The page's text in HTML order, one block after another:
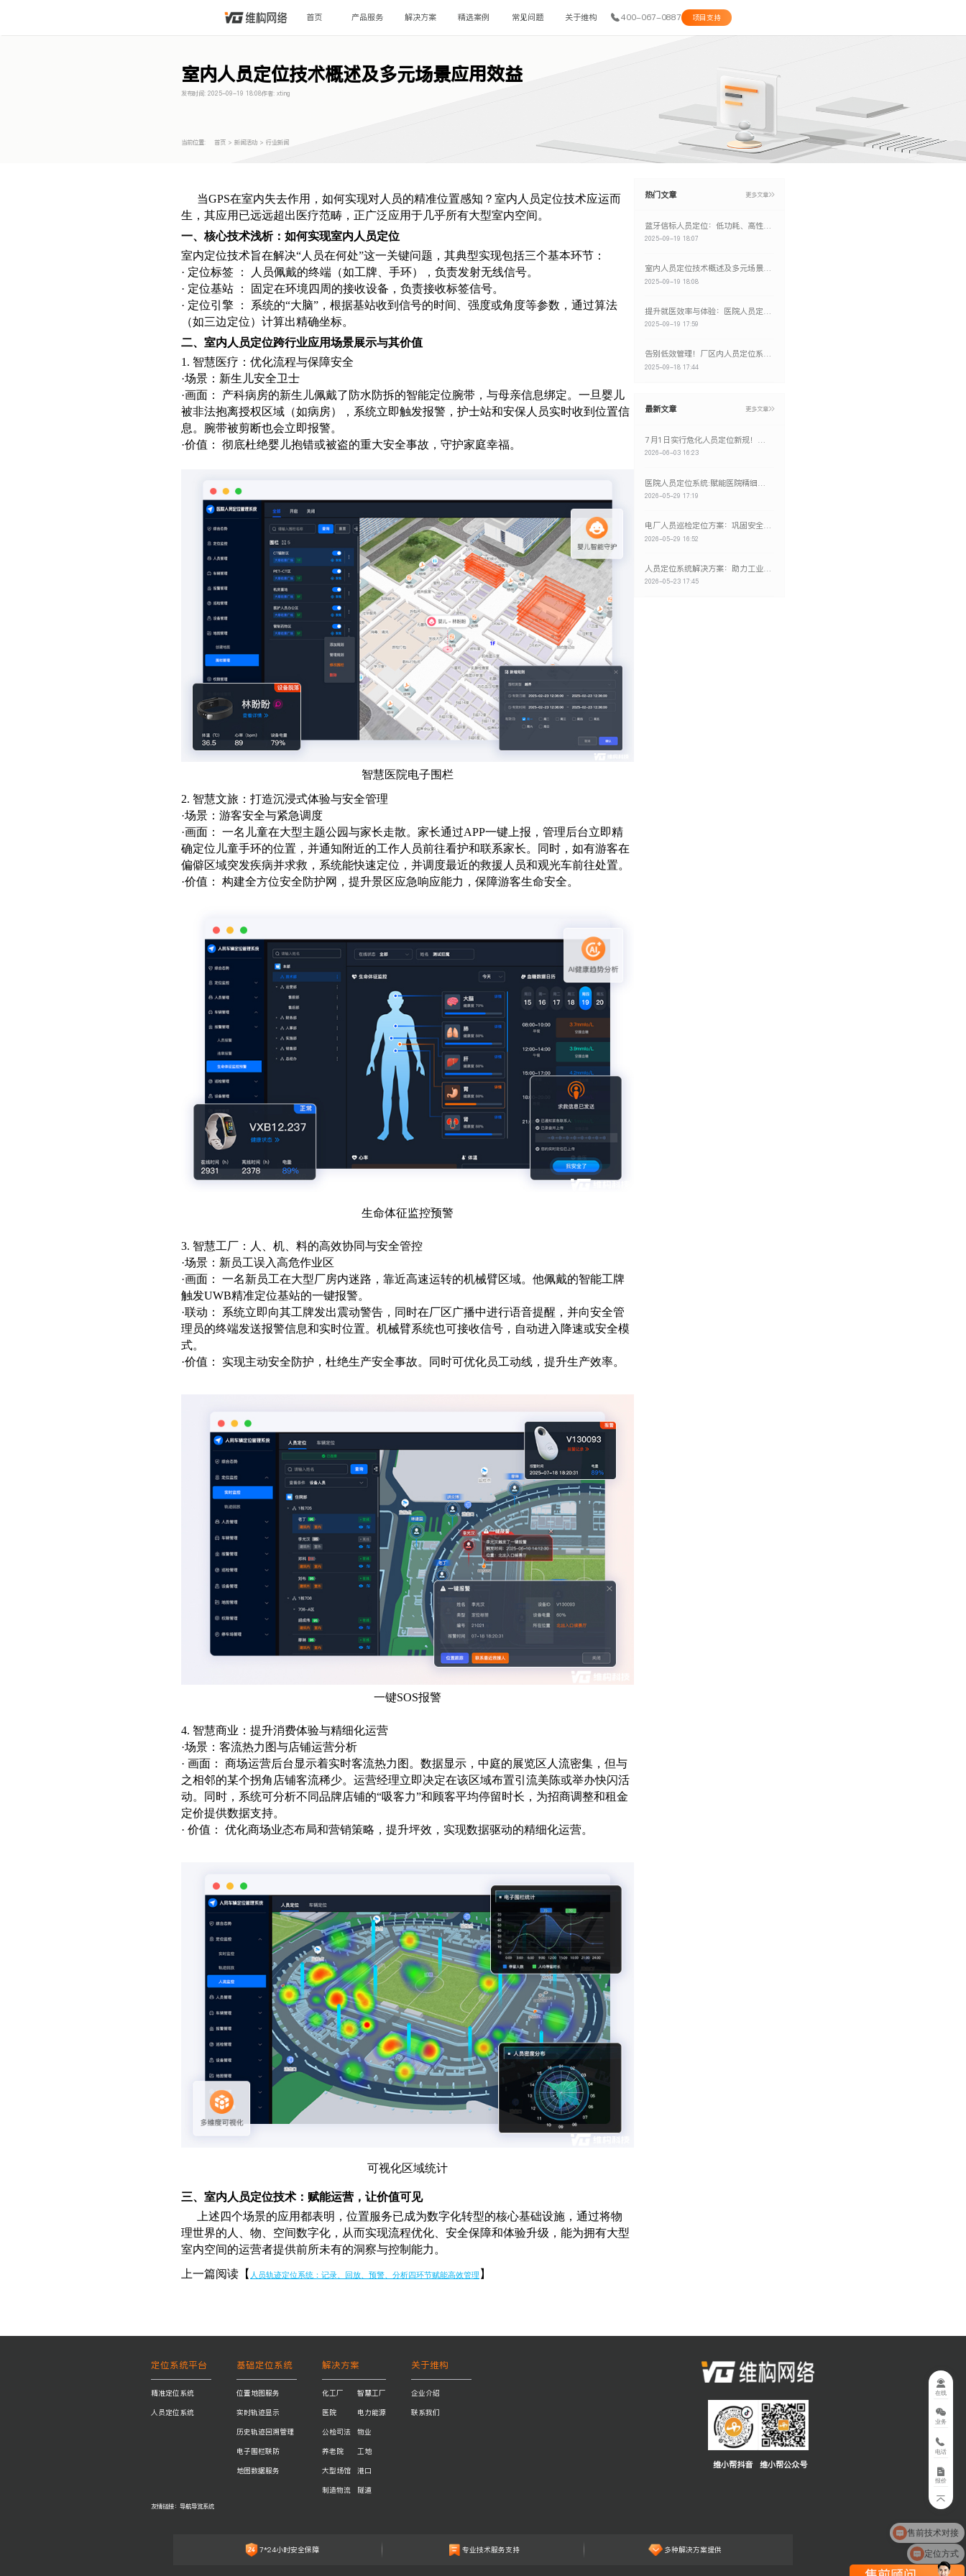
首页 产品服务 解决方案 精选案例 常见问题 关于维构 400-067-0887 项目支持
室内人员定位技术概述及多元场景应用效益
发布时间: 2025-09-19 18:08作者: xting
当前位置: 首页 > 新闻活动 > 行业新闻
当GPS在室内失去作用，如何实现对人员的精准位置感知？室内人员定位技术应运而
生，其应用已远远超出医疗范畴，正广泛应用于几乎所有大型室内空间。
一、核心技术浅析：如何实现室内人员定位
室内定位技术旨在解决“人员在何处”这一关键问题，其典型实现包括三个基本环节：
· 定位标签 ： 人员佩戴的终端（如工牌、手环），负责发射无线信号。
· 定位基站 ： 固定在环境四周的接收设备，负责接收标签信号。
· 定位引擎 ： 系统的“大脑”，根据基站收到信号的时间、强度或角度等参数，通过算法
（如三边定位）计算出精确坐标。
二、室内人员定位跨行业应用场景展示与其价值
1. 智慧医疗：优化流程与保障安全
·场景：新生儿安全卫士
·画面： 产科病房的新生儿佩戴了防水防拆的智能定位腕带，与母亲信息绑定。一旦婴儿
被非法抱离授权区域（如病房），系统立即触发报警，护士站和安保人员实时收到位置信
息。腕带被剪断也会立即报警。
·价值： 彻底杜绝婴儿抱错或被盗的重大安全事故，守护家庭幸福。
智慧医院电子围栏
2. 智慧文旅：打造沉浸式体验与安全管理
·场景：游客安全与紧急调度
·画面： 一名儿童在大型主题公园与家长走散。家长通过APP一键上报，管理后台立即精
确定位儿童手环的位置，并通知附近的工作人员前往看护和联系家长。同时，如有游客在
偏僻区域突发疾病并求救，系统能快速定位，并调度最近的救援人员和观光车前往处置。
·价值： 构建全方位安全防护网，提升景区应急响应能力，保障游客生命安全。
生命体征监控预警
3. 智慧工厂：人、机、料的高效协同与安全管控
·场景：新员工误入高危作业区
·画面： 一名新员工在大型厂房内迷路，靠近高速运转的机械臂区域。他佩戴的智能工牌
触发UWB精准定位基站的一键报警。
·联动： 系统立即向其工牌发出震动警告，同时在厂区广播中进行语音提醒，并向安全管
理员的终端发送报警信息和实时位置。机械臂系统也可接收信号，自动进入降速或安全模
式。
·价值： 实现主动安全防护，杜绝生产安全事故。同时可优化员工动线，提升生产效率。
一键SOS报警
4. 智慧商业：提升消费体验与精细化运营
·场景：客流热力图与店铺运营分析
· 画面： 商场运营后台显示着实时客流热力图。数据显示，中庭的展览区人流密集，但与
之相邻的某个拐角店铺客流稀少。运营经理立即决定在该区域布置引流美陈或举办快闪活
动。同时，系统可分析不同品牌店铺的“吸客力”和顾客平均停留时长，为招商调整和租金
定价提供数据支持。
· 价值： 优化商场业态布局和营销策略，提升坪效，实现数据驱动的精细化运营。
可视化区域统计
三、室内人员定位技术：赋能运营，让价值可见
上述四个场景的应用都表明，位置服务已成为数字化转型的核心基础设施，通过将物
理世界的人、物、空间数字化，从而实现流程优化、安全保障和体验升级，能为拥有大型
室内空间的运营者提供前所未有的洞察与控制能力。
上一篇阅读【 人员轨迹定位系统：记录、回放、预警、分析四环节赋能高效管理 】
热门文章 更多文章
蓝牙信标人员定位：低功耗、高性价比的区域感知解决方案
2025-09-19 18:07
室内人员定位技术概述及多元场景应用效益
2025-09-19 18:08
提升就医效率与体验：医院人员定位解决方案
2025-09-19 17:59
告别低效管理！厂区内人员定位系统如何实现降本增效的双赢？
2025-09-18 17:44
最新文章 更多文章
7月1日实行危化人员定位新规！维构科技定位系统助力企业降本增效
2026-06-03 16:23
医院人员定位系统:赋能医院精细化、智能化、数字化转型
2026-05-29 17:19
电厂人员巡检定位方案：巩固安全生产
2026-05-29 16:52
人员定位系统解决方案：助力工业安全生产数字化转型
2026-05-23 17:45
定位系统平台
精准定位系统
人员定位系统
基础定位系统
位置地图服务
实时轨迹显示
历史轨迹回溯管理
电子围栏联防
地图数据服务
解决方案
化工厂
医院
公检司法
养老院
大型场馆
制造物流
智慧工厂
电力能源
物业
工地
港口
隧道
关于维构
企业介绍
联系我们
维小帮抖音 维小帮公众号
友情链接： 导航导览系统
7*24小时安全保障 专业技术服务支持 多种解决方案提供
在线
业务
电话
报价
定位方式